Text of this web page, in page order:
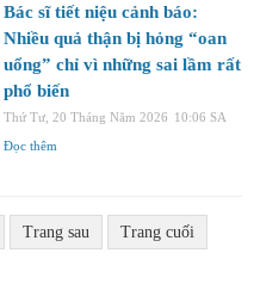
Bác sĩ tiết niệu cảnh báo:
Nhiều quả thận bị hỏng “oan
uổng” chỉ vì những sai lầm rất
phổ biến
Thứ Tư, 20 Tháng Năm 2026 10:06 SA
Đọc thêm
Trang sau Trang cuối